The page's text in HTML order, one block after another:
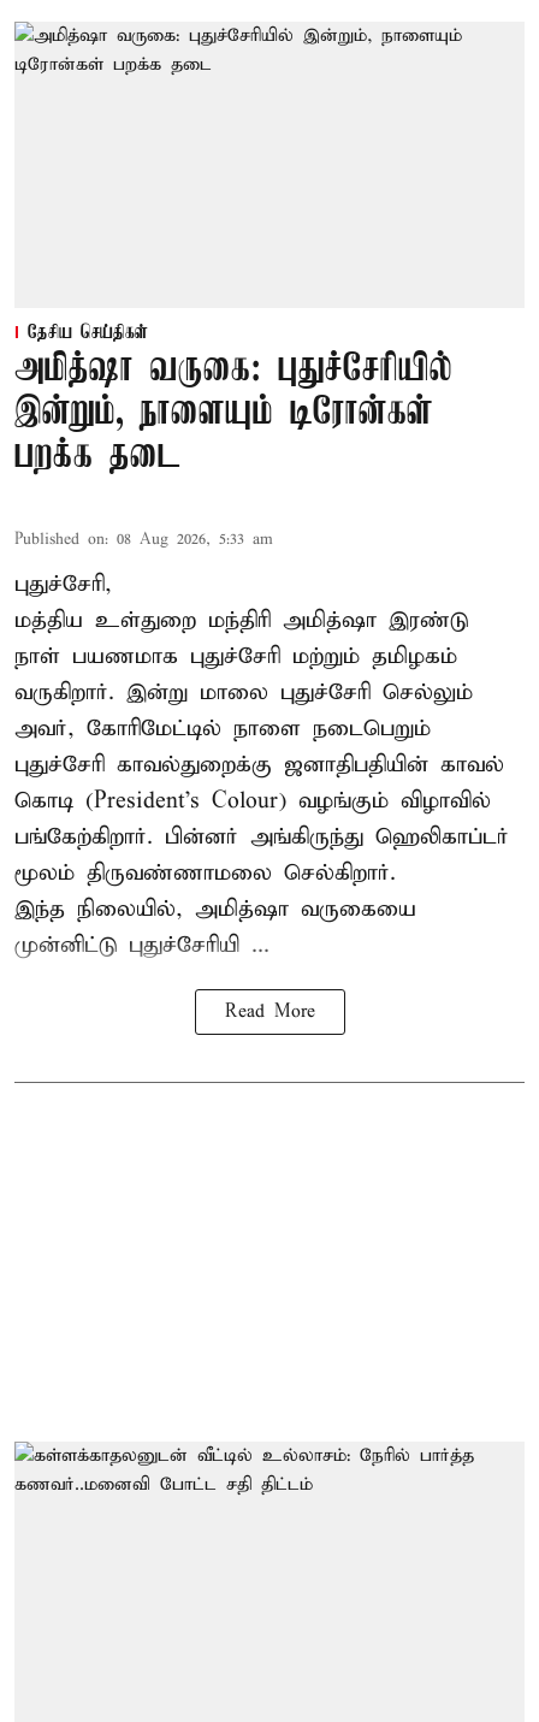
தேசிய செய்திகள்
அமித்ஷா வருகை: புதுச்சேரியில்
இன்றும், நாளையும் டிரோன்கள்
பறக்க தடை
Published on: 08 Aug 2026, 5:33 am
புதுச்சேரி,
மத்திய உள்துறை மந்திரி அமித்ஷா இரண்டு
நாள் பயணமாக புதுச்சேரி மற்றும் தமிழகம்
வருகிறார். இன்று மாலை புதுச்சேரி செல்லும்
அவர், கோரிமேட்டில் நாளை நடைபெறும்
புதுச்சேரி காவல்துறைக்கு ஜனாதிபதியின் காவல்
கொடி (President's Colour) வழங்கும் விழாவில்
பங்கேற்கிறார். பின்னர் அங்கிருந்து ஹெலிகாப்டர்
மூலம் திருவண்ணாமலை செல்கிறார்.
இந்த நிலையில், அமித்ஷா வருகையை
முன்னிட்டு புதுச்சேரியி ...
Read More